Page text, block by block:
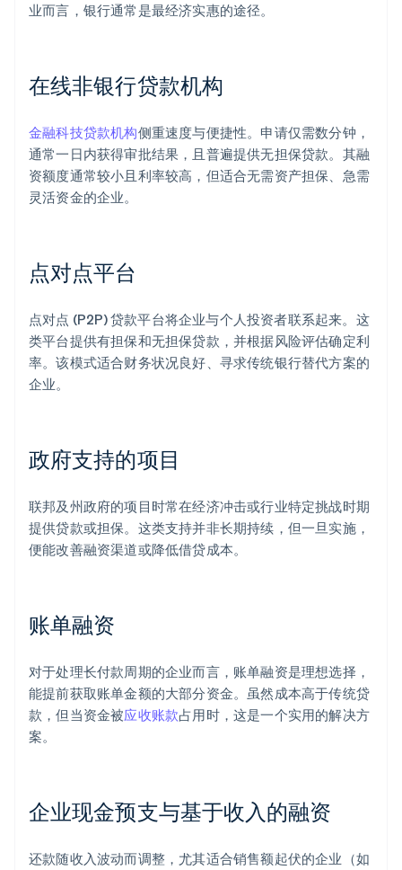
业而言，银行通常是最经济实惠的途径。
在线非银行贷款机构
金融科技贷款机构侧重速度与便捷性。申请仅需数分钟，
通常一日内获得审批结果，且普遍提供无担保贷款。其融
资额度通常较小且利率较高，但适合无需资产担保、急需
灵活资金的企业。
点对点平台
点对点 (P2P) 贷款平台将企业与个人投资者联系起来。这
类平台提供有担保和无担保贷款，并根据风险评估确定利
率。该模式适合财务状况良好、寻求传统银行替代方案的
企业。
政府支持的项目
联邦及州政府的项目时常在经济冲击或行业特定挑战时期
提供贷款或担保。这类支持并非长期持续，但一旦实施，
便能改善融资渠道或降低借贷成本。
账单融资
对于处理长付款周期的企业而言，账单融资是理想选择，
能提前获取账单金额的大部分资金。虽然成本高于传统贷
款，但当资金被应收账款占用时，这是一个实用的解决方
案。
企业现金预支与基于收入的融资
还款随收入波动而调整，尤其适合销售额起伏的企业（如